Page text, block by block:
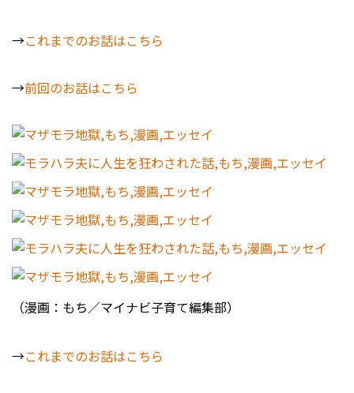
→これまでのお話はこちら
→前回のお話はこちら
（漫画：もち／マイナビ子育て編集部）
→これまでのお話はこちら